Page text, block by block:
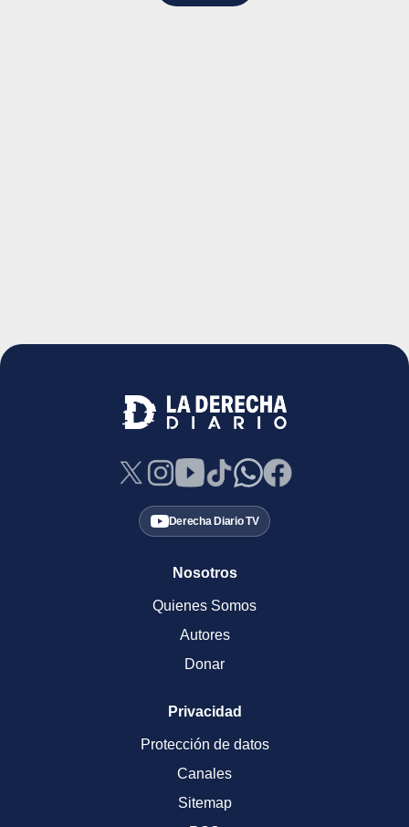
Derecha Diario TV
Nosotros
Quienes Somos
Autores
Donar
Privacidad
Protección de datos
Canales
Sitemap